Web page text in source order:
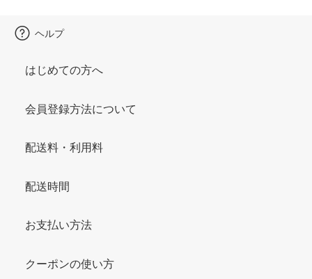
ヘルプ
はじめての方へ
会員登録方法について
配送料・利用料
配送時間
お支払い方法
クーポンの使い方